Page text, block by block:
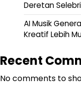
Deretan
AI Musik
Kreatif Lebih
Recent
No comments to